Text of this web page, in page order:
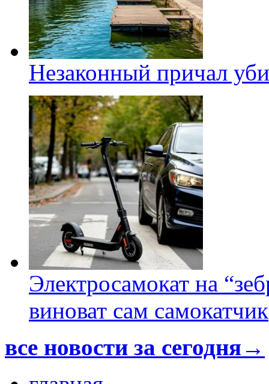
Незаконный причал
Электросамокат на
виноват сам самокатчик
все новости за сегодня→